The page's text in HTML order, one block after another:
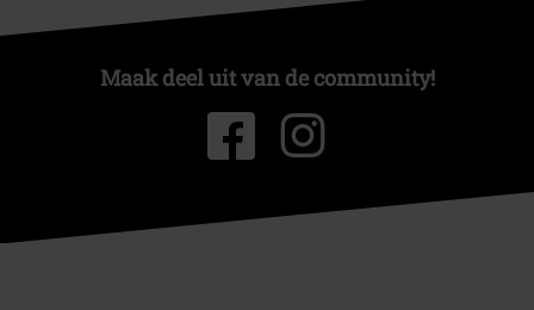
Maak deel uit van de community!